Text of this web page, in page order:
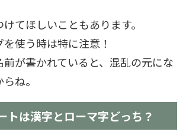
てほしいこともあります。
使う時は特に注意！
が書かれていると、混乱の元にな
ね。
トは漢字とローマ字どっち？